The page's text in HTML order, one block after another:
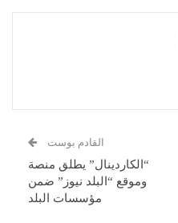
القادم بوست
“الكاردينال” يطلق منصة
وموقع “البلد نيوز” ضمن
مؤسسات البلد